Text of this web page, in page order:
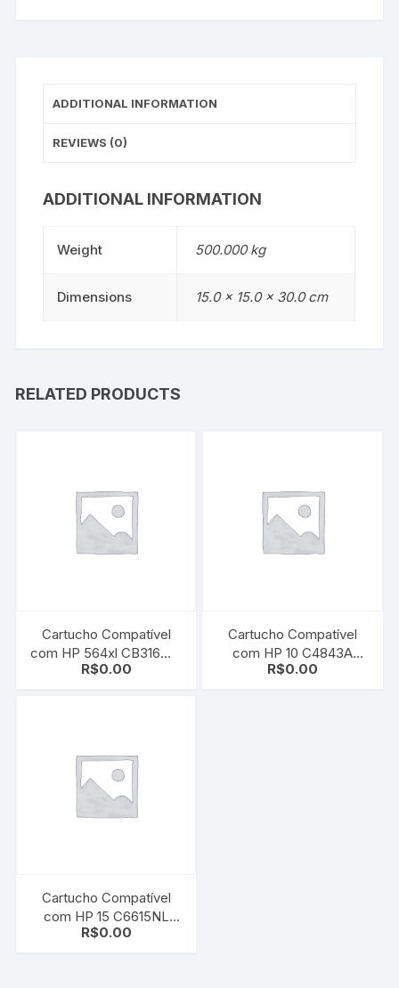
CAIXA
ADDITIONAL INFORMATION
REVIEWS (0)
ADDITIONAL INFORMATION
Weight 500.000 kg
Dimensions 15.0 × 15.0 × 30.0 cm
RELATED PRODUCTS
Cartucho Compatível
com HP 564xl CB316WL
| CB684WN Black |
R$0.00
Cartucho Compatível
com HP 10 C4843A
Magenta | 2000c/
R$0.00
Cartucho Compatível
com HP 15 C6615NL
Black | Deskjet 810/ 812/
R$0.00